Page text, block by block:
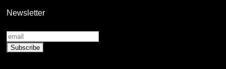
Newsletter